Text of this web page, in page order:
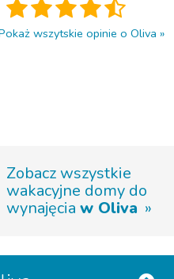
wszytskie opinie o Oliva
Zobacz wszystkie
wakacyjne domy do
wynajęcia w Oliva